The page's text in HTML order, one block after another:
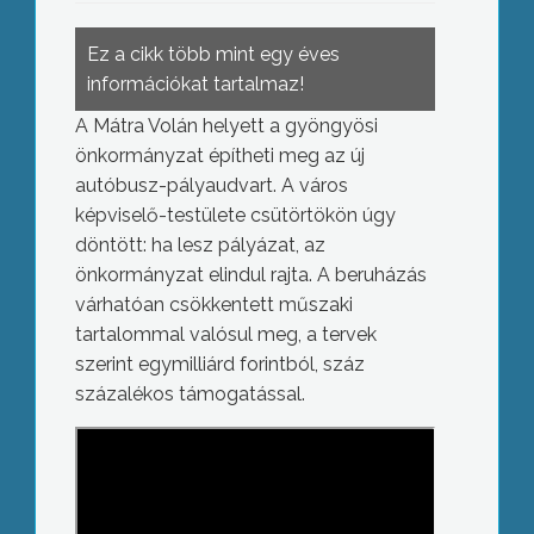
Ez a cikk több mint egy éves
információkat tartalmaz!
A Mátra Volán helyett a gyöngyösi
önkormányzat építheti meg az új
autóbusz-pályaudvart. A város
képviselő-testülete csütörtökön úgy
döntött: ha lesz pályázat, az
önkormányzat elindul rajta. A beruházás
várhatóan csökkentett műszaki
tartalommal valósul meg, a tervek
szerint egymilliárd forintból, száz
százalékos támogatással.